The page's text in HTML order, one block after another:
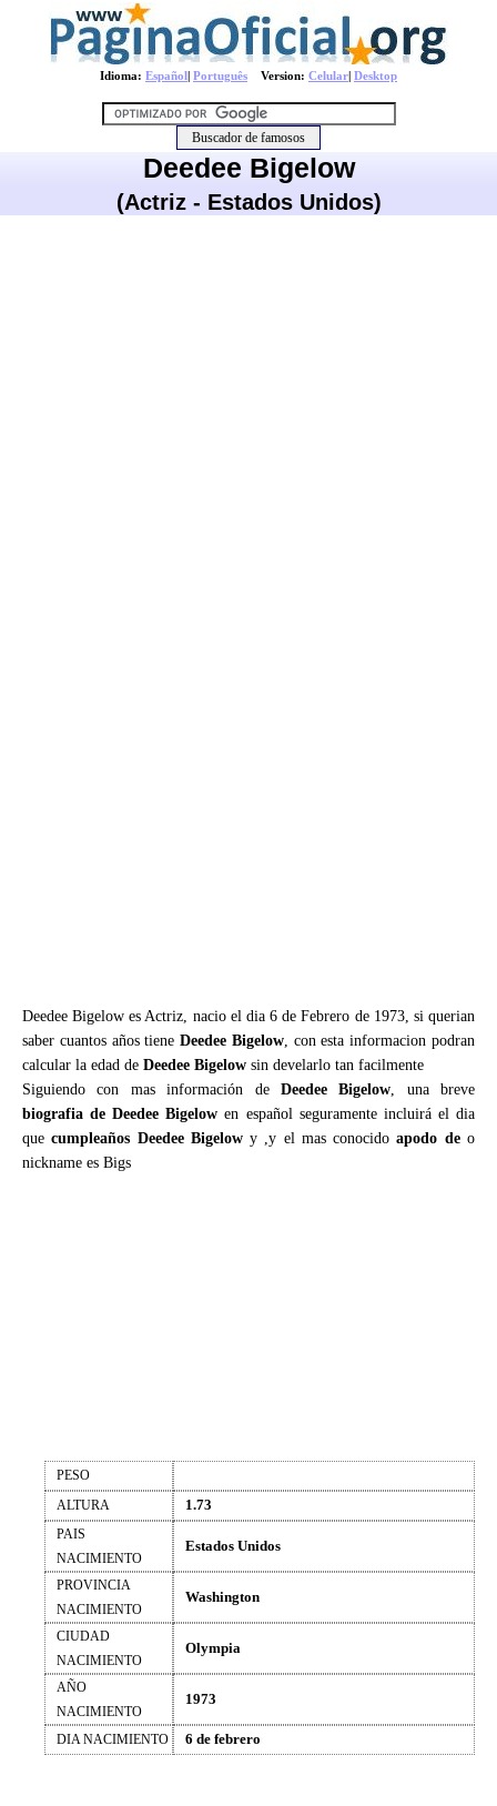
Idioma: Español| Português Version: Celular| Desktop
Deedee Bigelow
(Actriz - Estados Unidos)
Deedee Bigelow es Actriz, nacio el dia 6 de Febrero de 1973, si querian
saber cuantos años tieneDeedee Bigelow, con esta informacion podran
calcular la edad de Deedee Bigelow sin develarlo tan facilmente
Siguiendo con mas información de Deedee Bigelow, una breve
biografia de Deedee Bigelow en español seguramente incluirá el dia
quecumpleaños Deedee Bigelowy ,y el mas conocidoapodo deo
nickname es Bigs
PESO
ALTURA
1.73
PAIS
NACIMIENTO
Estados Unidos
PROVINCIA
NACIMIENTO
Washington
CIUDAD
NACIMIENTO
Olympia
AÑO
NACIMIENTO
1973
DIA NACIMIENTO 6 de febrero